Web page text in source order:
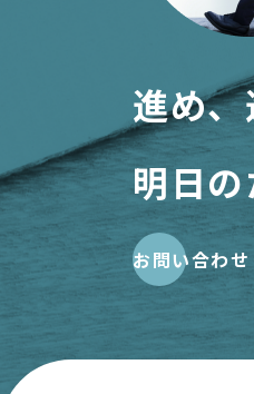
進め、
明日
お問い合わせ